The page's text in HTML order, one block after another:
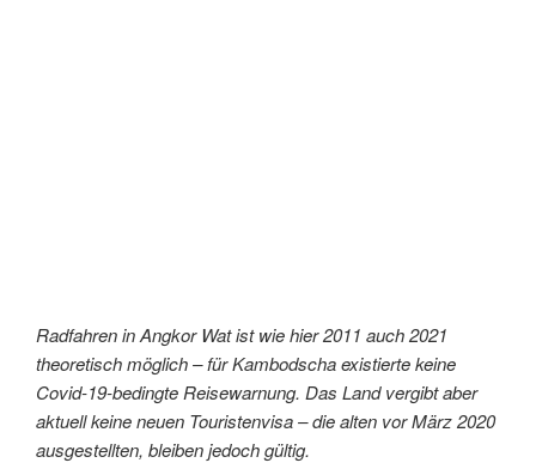
Radfahren in Angkor Wat ist wie hier 2011 auch 2021
theoretisch möglich – für Kambodscha existierte keine
Covid-19-bedingte Reisewarnung. Das Land vergibt aber
aktuell keine neuen Touristenvisa – die alten vor März 2020
ausgestellten, bleiben jedoch gültig.